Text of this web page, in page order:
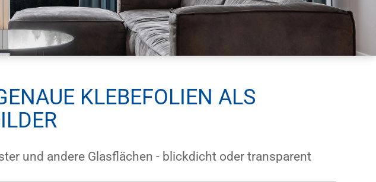
KLEBEFOLIEN ALS
und andere Glasflächen - blickdicht oder transparent